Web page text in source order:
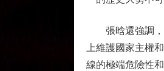
張晗還強調，
上維護國家主權
線的極端危險性